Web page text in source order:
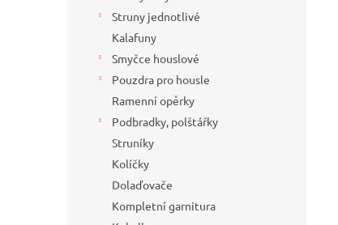
Struny jednotlivé
Kalafuny
Smyčce houslové
Pouzdra pro housle
Ramenní opěrky
Podbradky, polštářky
Struníky
Kolíčky
Dolaďovače
Kompletní garnitura